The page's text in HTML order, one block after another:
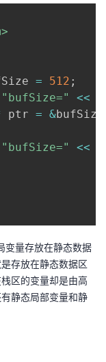
= 512 ;
"bufSize=" <<
ptr = &bufSize
"bufSize=" <<
变量存放在静态数据
存放在静态数据区
区的变量却是由高
静态局部变量和静